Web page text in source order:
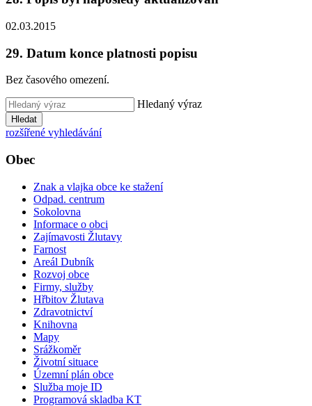
02.03.2015
29. Datum konce platnosti popisu
Bez časového omezení.
Hledaný výraz
Hledat
rozšířené vyhledávání
Obec
Znak a vlajka obce ke stažení
Odpad. centrum
Sokolovna
Informace o obci
Zajímavosti Žlutavy
Farnost
Areál Dubník
Rozvoj obce
Firmy, služby
Hřbitov Žlutava
Zdravotnictví
Knihovna
Mapy
Srážkoměr
Životní situace
Územní plán obce
Služba moje ID
Programová skladba KT